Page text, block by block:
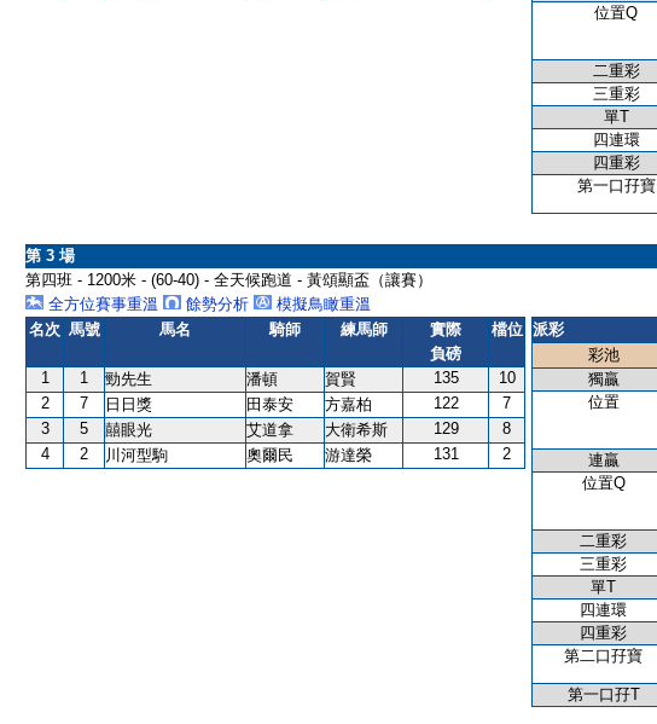
位置Q
二重彩
三重彩
單T
四連環
四重彩
第一口孖寶
第 3 場
第四班 - 1200米 - (60-40) - 全天候跑道 - 黃頌顯盃（讓賽）
全方位賽事重溫
餘勢分析
模擬鳥瞰重溫
名次 馬號 馬名 騎師 練馬師
實際
負磅
檔位
1 1 勁先生 潘頓 賀賢 135
10
2
7 日日獎 田泰安 方嘉柏 122
7
3
5 囍眼光 艾道拿 大衛希斯 129
8
4
2 川河型駒 奧爾民 游達榮 131 2
派彩
彩池
獨贏
位置
連贏
位置Q
二重彩
三重彩
單T
四連環
四重彩
第二口孖寶
第一口孖T